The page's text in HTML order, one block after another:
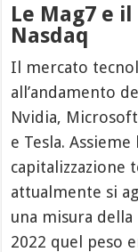
Le Mag7 e il
Nasdaq
Il mercato
all’andamento
Nvidia,
e Tesla.
capitalizzazione
attualmente si
una misura
2022 quel peso